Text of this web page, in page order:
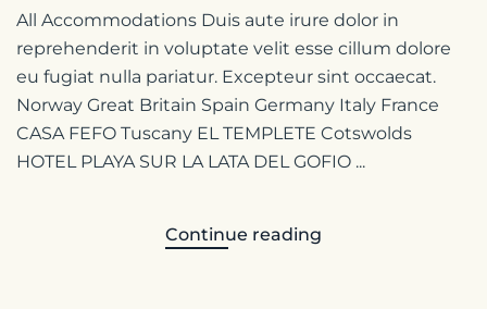
All Accommodations Duis aute irure dolor in
reprehenderit in voluptate velit esse cillum dolore
eu fugiat nulla pariatur. Excepteur sint occaecat.
Norway Great Britain Spain Germany Italy France
CASA FEFO Tuscany EL TEMPLETE Cotswolds
HOTEL PLAYA SUR LA LATA DEL GOFIO ...
Continue reading